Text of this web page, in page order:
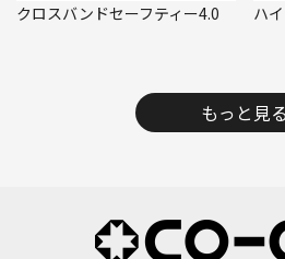
クロスバンドセーフティー4.0 ハ
もっと見る